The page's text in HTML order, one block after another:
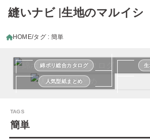
縫いナビ |生地のマルイシ
HOME タグ : 簡単
綿ポリ総合カタログ
人気型紙まとめ
簡単